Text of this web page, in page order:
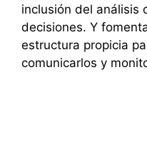
inclusión del análisis
decisiones. Y
estructura propicia
comunicarlos y